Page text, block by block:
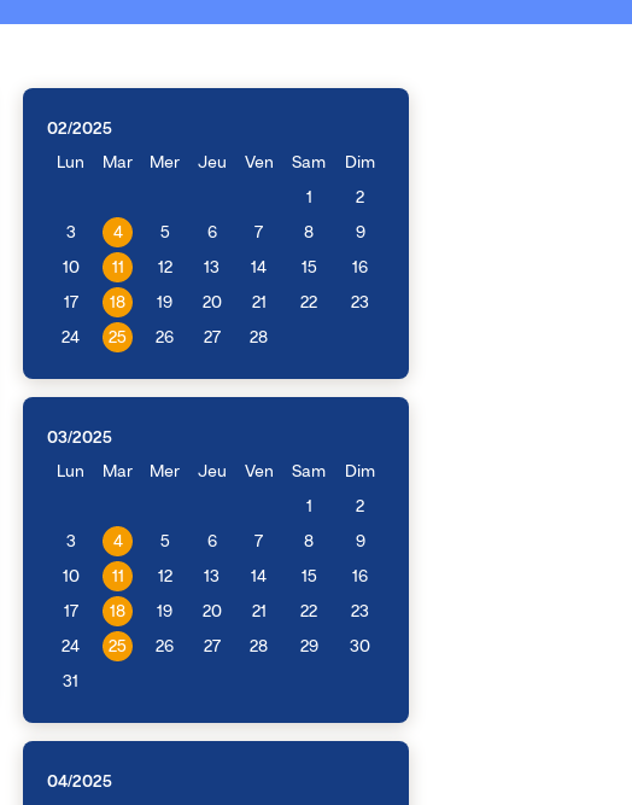
02/2025
Lun
Mar Mer Jeu Ven Sam Dim
1 2
3 4 5 6 7 8 9
10 11 12 13 14 15 16
17 18 19 20 21 22 23
24 25 26 27 28
03/2025
Lun
Mar Mer Jeu Ven Sam Dim
1 2
3 4 5 6 7 8 9
10 11 12 13 14 15 16
17 18 19 20 21 22 23
24 25 26 27 28 29 30
31
04/2025